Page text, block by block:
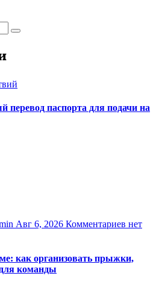
перевод паспорта для подачи на
Авг 6, 2026 Комментариев нет
как организовать прыжки,
команды